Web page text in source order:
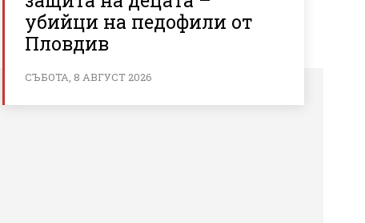
убийци на педофили от
Пловдив
СЪБОТА, 8 АВГУСТ 2026